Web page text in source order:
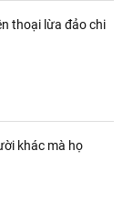
thoại lừa đảo chi
khác mà họ